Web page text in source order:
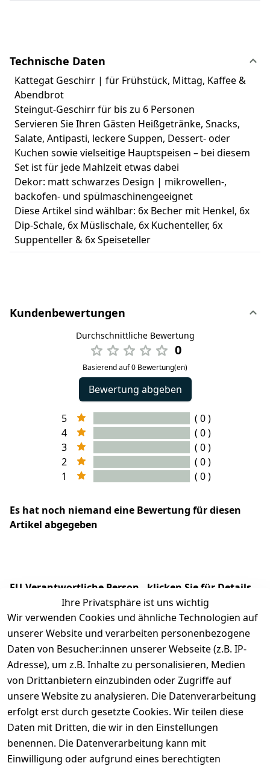
Technische Daten
Kattegat Geschirr | für Frühstück, Mittag, Kaffee &
Abendbrot
Steingut-Geschirr für bis zu 6 Personen
Servieren Sie Ihren Gästen Heißgetränke, Snacks,
Salate, Antipasti, leckere Suppen, Dessert- oder
Kuchen sowie vielseitige Hauptspeisen – bei diesem
Set ist für jede Mahlzeit etwas dabei
Dekor: matt schwarzes Design | mikrowellen-,
backofen- und spülmaschinengeeignet
Diese Artikel sind wählbar: 6x Becher mit Henkel, 6x
Dip-Schale, 6x Müslischale, 6x Kuchenteller, 6x
Suppenteller & 6x Speiseteller
Kundenbewertungen
Durchschnittliche Bewertung
0
Basierend auf 0 Bewertung(en)
Bewertung abgeben
5
( 0 )
4
( 0 )
3
( 0 )
2
( 0 )
1
( 0 )
Es hat noch niemand eine Bewertung für diesen
Artikel abgegeben
EU-Verantwortliche Person - klicken Sie für Details
Ihre Privatsphäre ist uns wichtig
Wir verwenden Cookies und ähnliche Technologien auf
unserer Website und verarbeiten personenbezogene
Daten von Besucher:innen unserer Webseite (z.B. IP-
Adresse), um z.B. Inhalte zu personalisieren, Medien
von Drittanbietern einzubinden oder Zugriffe auf
unsere Website zu analysieren. Die Datenverarbeitung
erfolgt erst durch gesetzte Cookies. Wir teilen diese
Daten mit Dritten, die wir in den Einstellungen
benennen. Die Datenverarbeitung kann mit
Einwilligung oder aufgrund eines berechtigten
RechtlichesServices